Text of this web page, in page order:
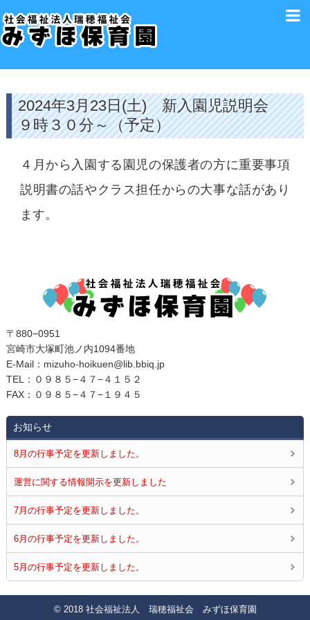
2024年3月23日(土) 新入園児説明会
９時３０分～（予定）
４月から入園する園児の保護者の方に重要事項
説明書の話やクラス担任からの大事な話があり
ます。
〒880−0951
宮崎市大塚町池ノ内1094番地
E‐Mail：mizuho-hoikuen@lib.bbiq.jp
TEL：０９８５−４７−４１５２
FAX：０９８５−４７−１９４５
お知らせ
8月の行事予定を更新しました。
運営に関する情報開示を更新しました
7月の行事予定を更新しました。
6月の行事予定を更新しました。
5月の行事予定を更新しました。
© 2018 社会福祉法人 瑞穂福祉会 みずほ保育園